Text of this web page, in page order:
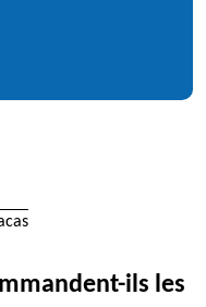
ils les